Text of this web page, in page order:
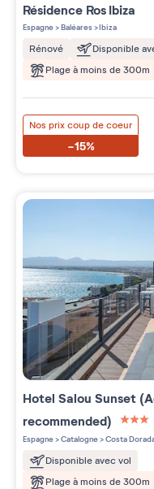
Résidence Ros Ibiza
Espagne>Baléares>Ibiza
Rénové
Disponible
Plage à moins de 300m
Nos prix coup de coeur
-15%
Hotel Salou Sunset
recommended)
3
Espagne>Catalogne>Costa
Disponible avec vol
Plage à moins de 300m